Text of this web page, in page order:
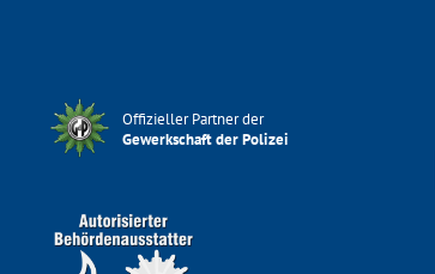
Offizieller Partner der
Gewerkschaft der Polizei